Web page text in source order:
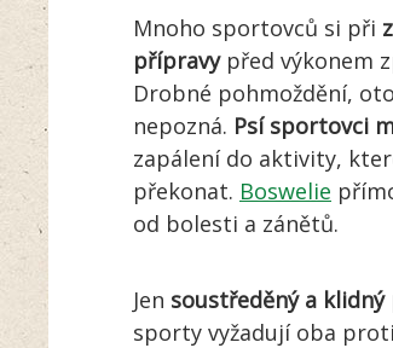
Mnoho sportovců si při
přípravypřed výkonem
Drobné pohmoždění,
nepozná. Psí sportovci
zapálení do aktivity,
překonat. Boswelie
od bolesti a zánětů.
Jen soustředěný a
sporty vyžadují oba